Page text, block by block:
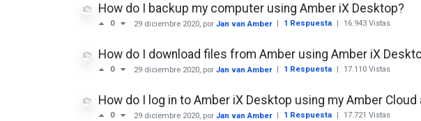
How do I backup my computer using Amber iX Desktop?
0 29 diciembre 2020, por Jan van Amber | 1 Respuesta | 16.943 Vistas
How do I download files from Amber using Amber iX
0 29 diciembre 2020, por Jan van Amber | 1 Respuesta | 17.110 Vistas
How do I log in to Amber iX Desktop using my Amber Cloud
0 29 diciembre 2020, por Jan van Amber | 1 Respuesta | 17.721 Vistas